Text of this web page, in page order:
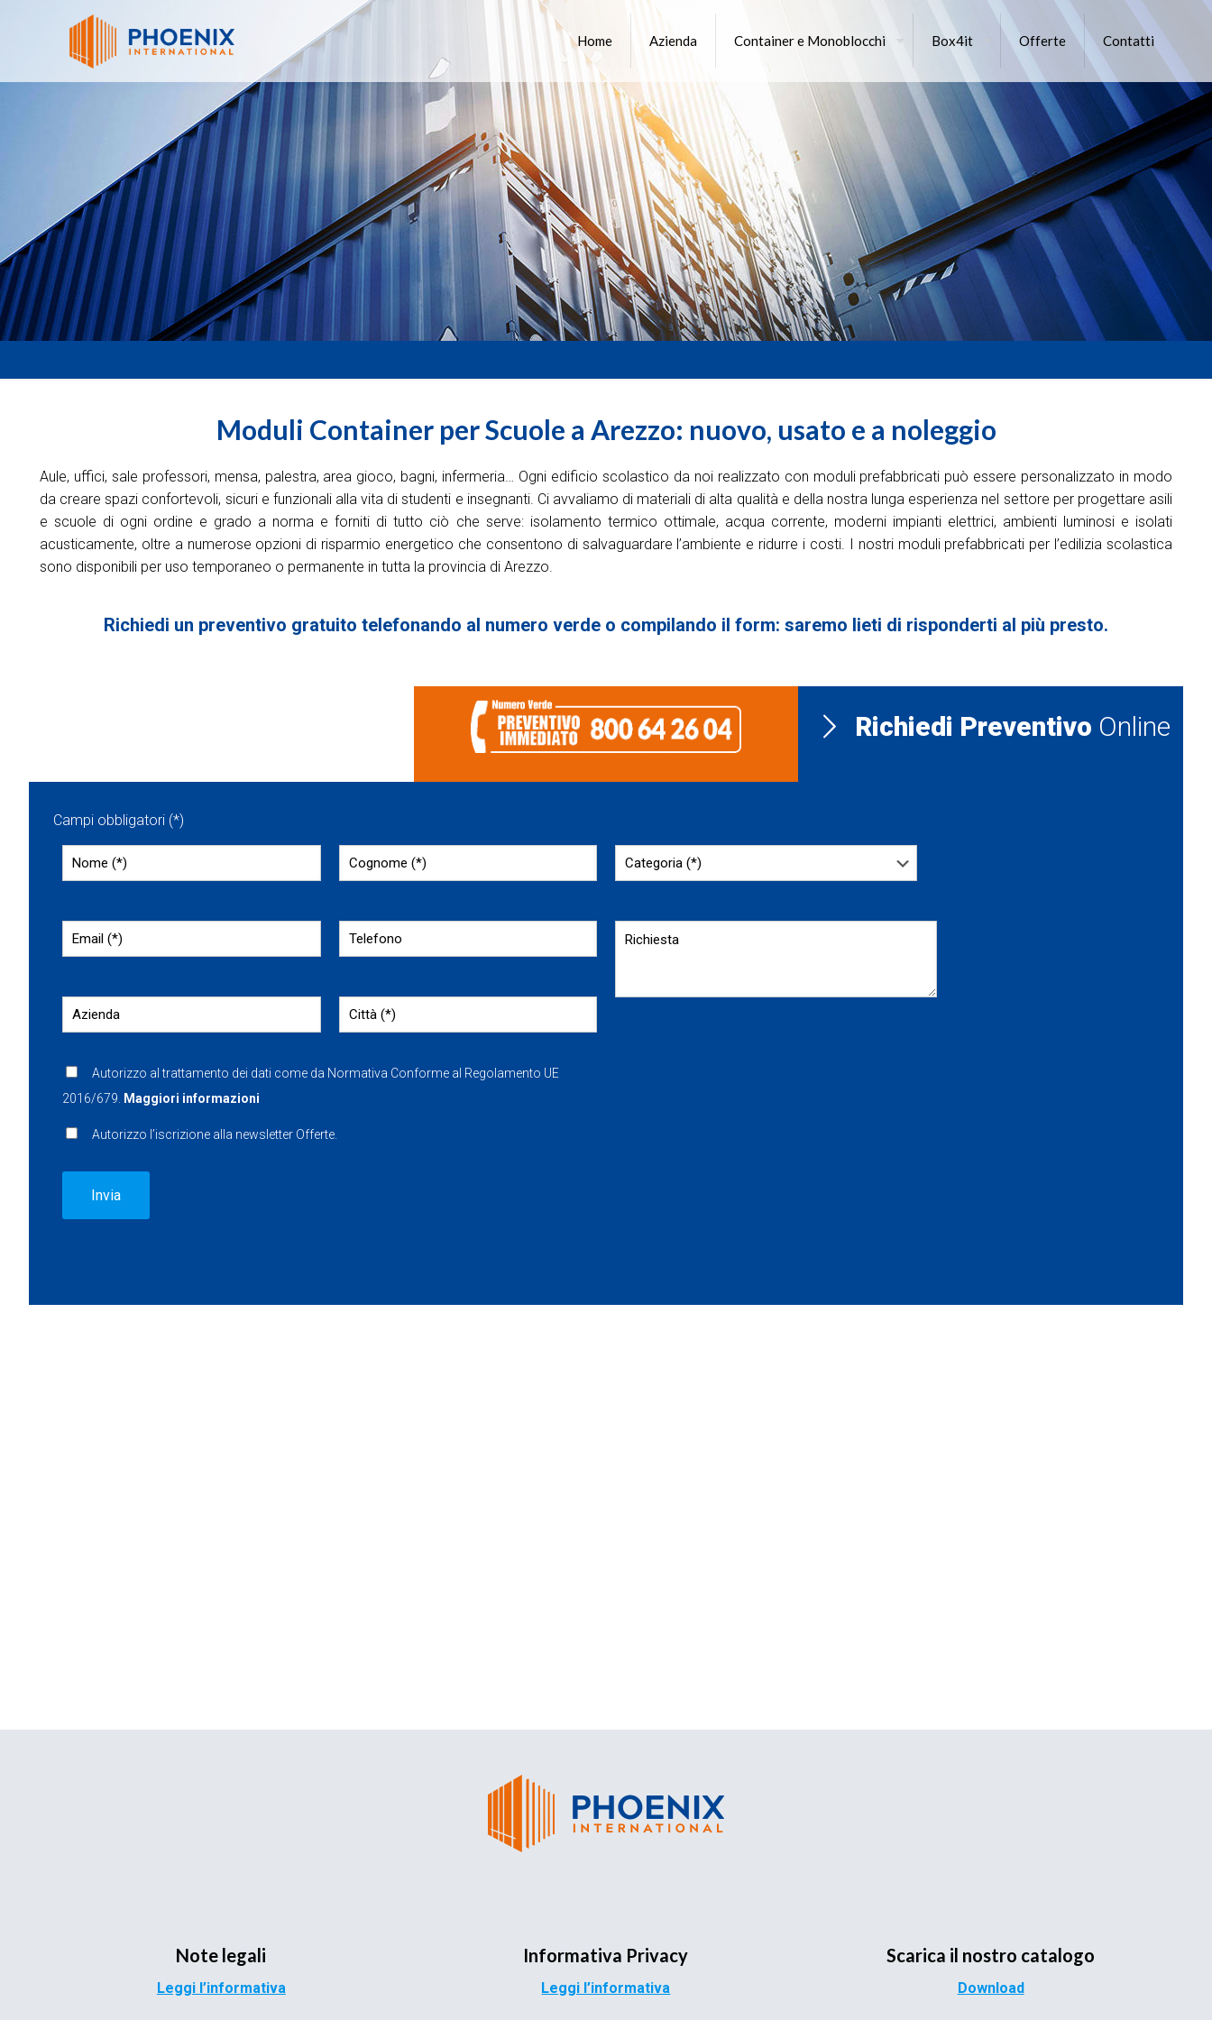
Home Azienda Container e Monoblocchi Box4it Offerte Contatti
Moduli Container per Scuole a Arezzo: nuovo, usato e a noleggio
Aule, uffici, sale professori, mensa, palestra, area gioco, bagni, infermeria… Ogni edificio scolastico da noi realizzato con moduli prefabbricati può essere personalizzato in modo
da creare spazi confortevoli, sicuri e funzionali alla vita di studenti e insegnanti. Ci avvaliamo di materiali di alta qualità e della nostra lunga esperienza nel settore per progettare asili
e scuole di ogni ordine e grado a norma e forniti di tutto ciò che serve: isolamento termico ottimale, acqua corrente, moderni impianti elettrici, ambienti luminosi e isolati
acusticamente, oltre a numerose opzioni di risparmio energetico che consentono di salvaguardare l’ambiente e ridurre i costi. I nostri moduli prefabbricati per l’edilizia scolastica
sono disponibili per uso temporaneo o permanente in tutta la provincia di Arezzo.
Richiedi un preventivo gratuito telefonando al numero verde o compilando il form: saremo lieti di risponderti al più presto.
Richiedi Preventivo Online
Campi obbligatori (*)
Autorizzo al trattamento dei dati come da Normativa Conforme al Regolamento UE
2016/679.
Maggiori informazioni
Autorizzo l’iscrizione alla newsletter Offerte.
Note legali
Leggi l’informativa
Informativa Privacy
Leggi l’informativa
Scarica il nostro catalogo
Download